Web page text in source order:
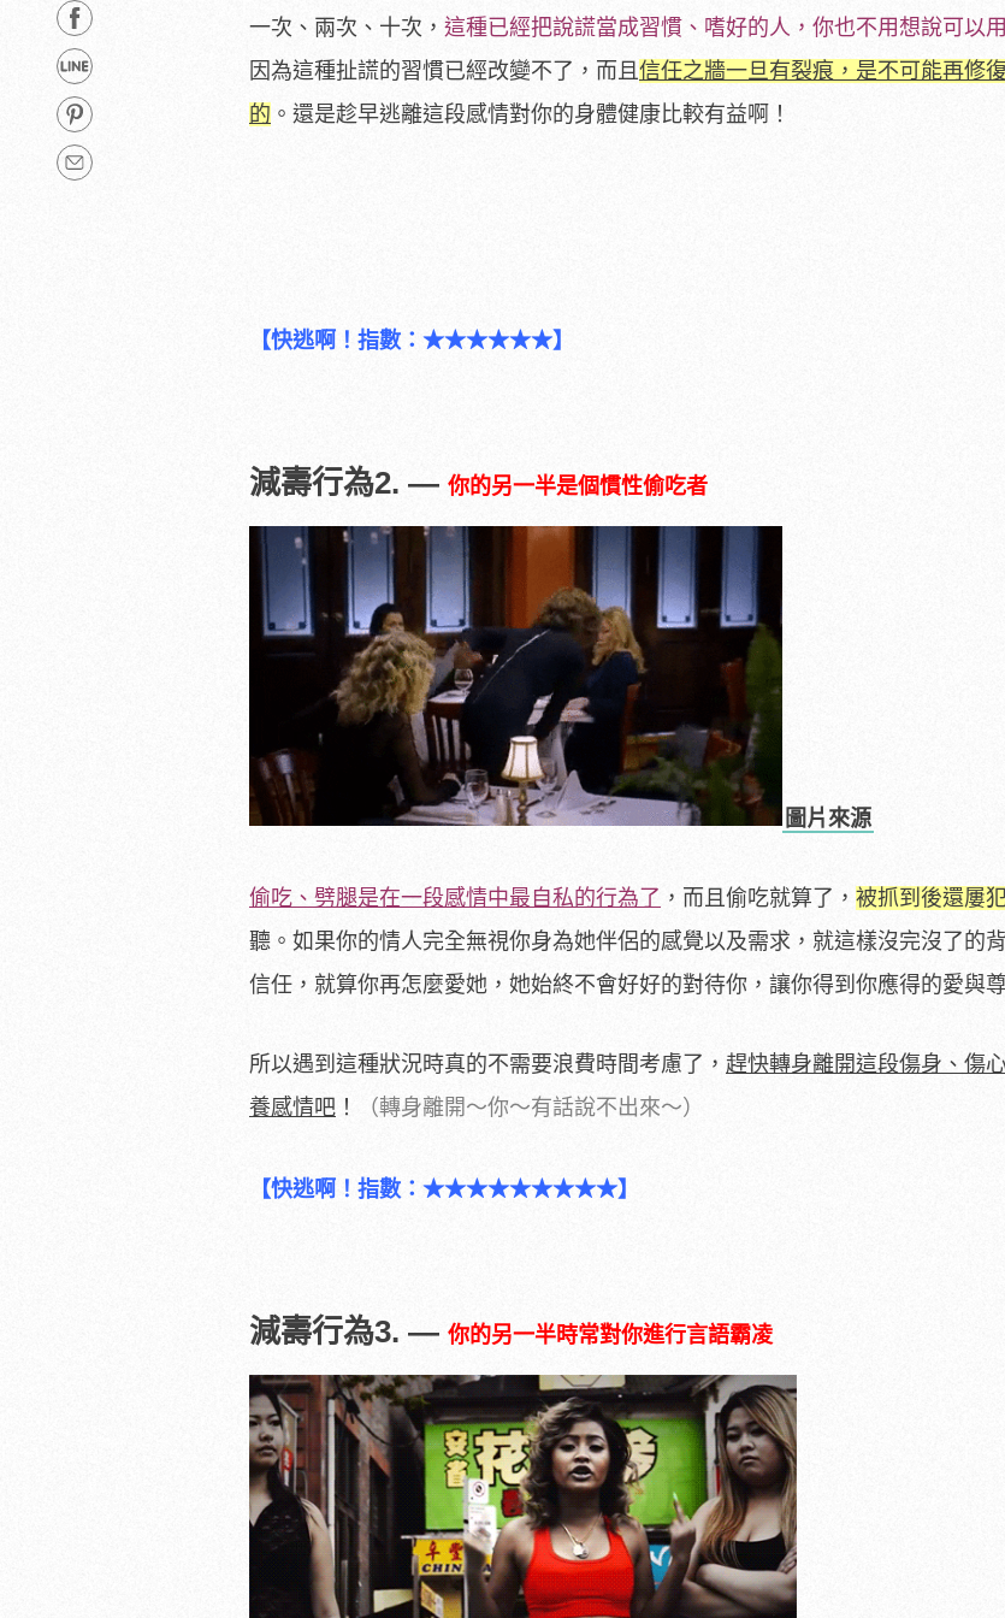
一次、兩次、十次， 這種已經把說謊當成習慣、嗜好的人，你也不用想說可以
因為這種扯謊的習慣已經改變不了，而且 信任之牆一旦有裂痕，是不可能再修
的 。還是趁早逃離這段感情對你的身體健康比較有益啊！
【快逃啊！指數：★★★★★★】
減壽行為2. — 你的另一半是個慣性偷吃者
圖片來源
偷吃、劈腿是在一段感情中最自私的行為了 ，而且偷吃就算了， 被抓到後還屢
聽。如果你的情人完全無視你身為她伴侶的感覺以及需求，就這樣沒完沒了的
信任，就算你再怎麼愛她，她始終不會好好的對待你，讓你得到你應得的愛與尊
所以遇到這種狀況時真的不需要浪費時間考慮了， 趕快轉身離開這段傷身、傷
養感情吧 ！ （轉身離開～你～有話說不出來～）
【快逃啊！指數：★★★★★★★★★】
減壽行為3. — 你的另一半時常對你進行言語霸凌